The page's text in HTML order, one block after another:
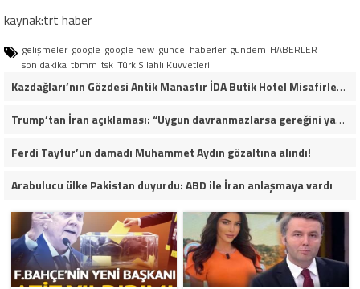
kaynak:trt haber
gelişmeler google google new güncel haberler gündem HABERLER
son dakika tbmm tsk Türk Silahlı Kuvvetleri
Kazdağları’nın Gözdesi Antik Manastır İDA Butik Hotel Misafirlerinden Tam Not Alıyor
Trump’tan İran açıklaması: “Uygun davranmazlarsa gereğini yaparım”
Ferdi Tayfur’un damadı Muhammet Aydın gözaltına alındı!
Arabulucu ülke Pakistan duyurdu: ABD ile İran anlaşmaya vardı